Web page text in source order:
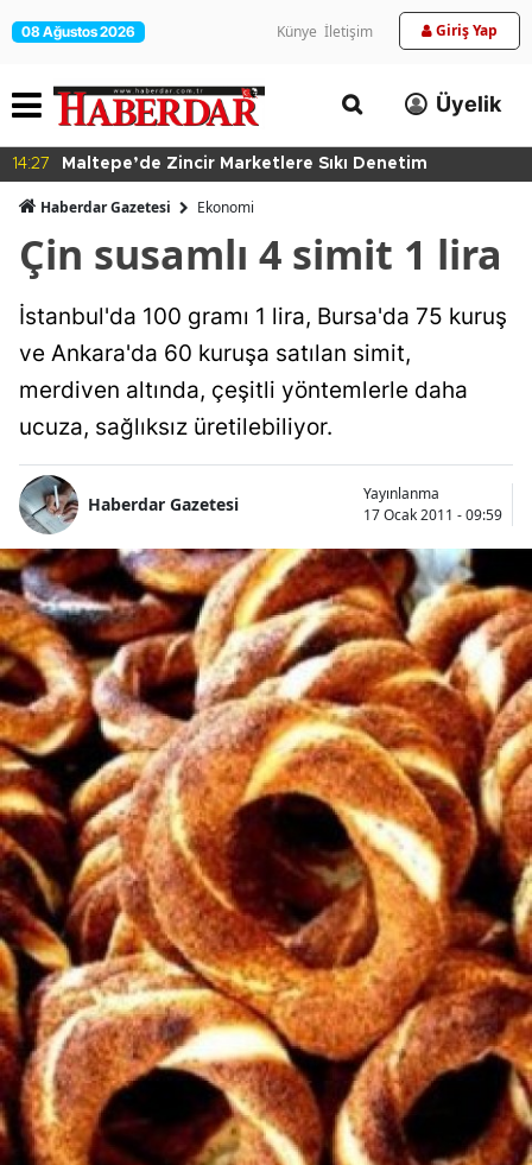
08 Ağustos 2026 Künye İletişim Giriş Yap
Üyelik
14:27 Maltepe’de Zincir Marketlere Sıkı Denetim
Haberdar Gazetesi Ekonomi
Çin susamlı 4 simit 1 lira
İstanbul'da 100 gramı 1 lira, Bursa'da 75 kuruş
ve Ankara'da 60 kuruşa satılan simit,
merdiven altında, çeşitli yöntemlerle daha
ucuza, sağlıksız üretilebiliyor.
Haberdar Gazetesi
Yayınlanma
17 Ocak 2011 - 09:59